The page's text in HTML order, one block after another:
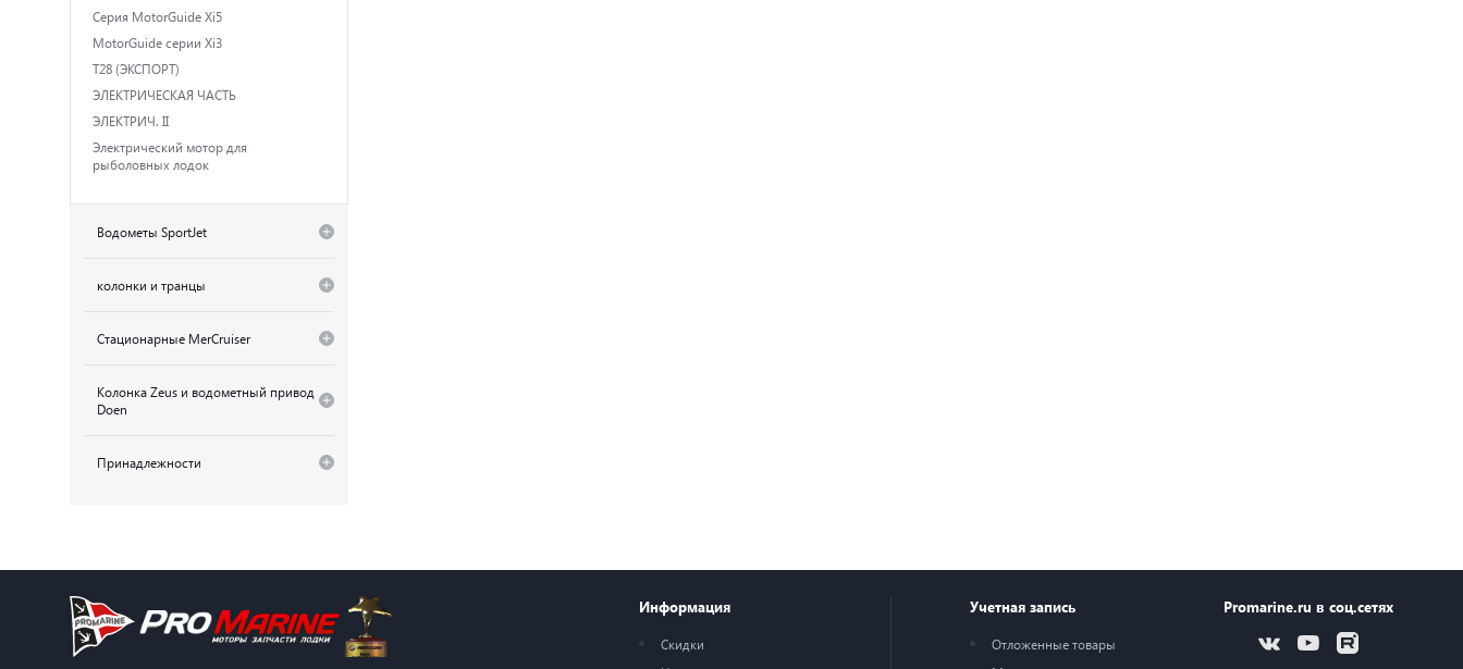
Серия MotorGuide Xi5
MotorGuide серии Xi3
T28 (ЭКСПОРТ)
ЭЛЕКТРИЧЕСКАЯ ЧАСТЬ
ЭЛЕКТРИЧ. II
Электрический мотор для
рыболовных лодок
Водометы SportJet
колонки и транцы
Стационарные MerCruiser
Колонка Zeus и водометный привод
Doen
Принадлежности
Информация
Скидки
Учетная запись
Отложенные товары
Promarine.ru в соц.сетях